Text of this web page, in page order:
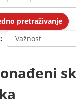
pretraživanje